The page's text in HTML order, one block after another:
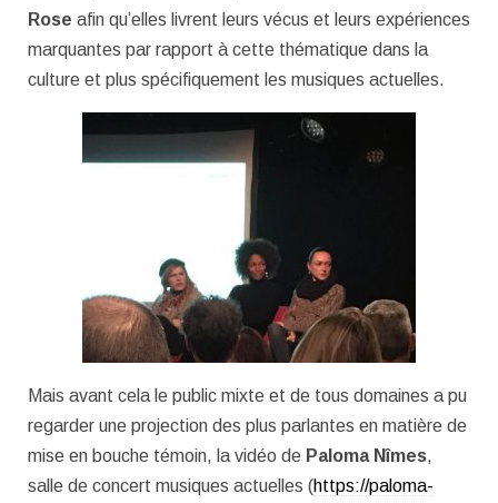
Rose afin qu’elles livrent leurs vécus et leurs expériences
marquantes par rapport à cette thématique dans la
culture et plus spécifiquement les musiques actuelles.
Mais avant cela le public mixte et de tous domaines a pu
regarder une projection des plus parlantes en matière de
mise en bouche témoin, la vidéo de Paloma Nîmes,
salle de concert musiques actuelles (https://paloma-